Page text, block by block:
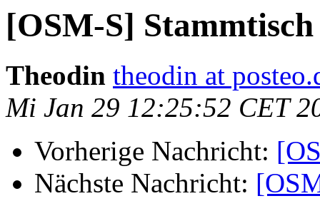
[OSM-S]
Theodin theodin at
Mi Jan 29 12:25:52 CET
Vorherige Nachricht:
Nächste Nachricht: